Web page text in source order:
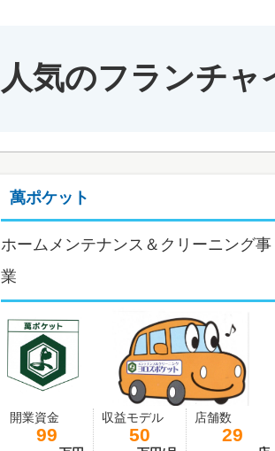
人気のフランチャ
萬ポケット
ホームメンテナンス＆クリーニング事
業
開業資金
99
収益モデル
50
店舗数
29